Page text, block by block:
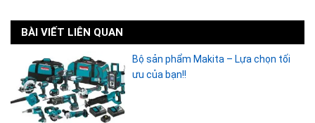
BÀI VIẾT LIÊN QUAN
Bộ sản phẩm Makita – Lựa chọn tối
ưu của bạn!!